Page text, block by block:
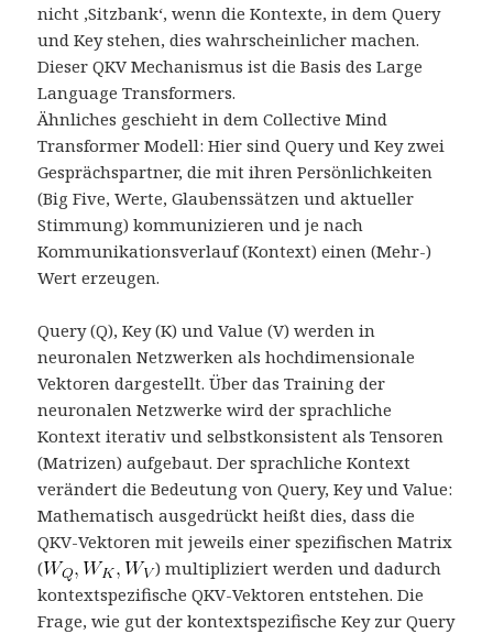
nicht ‚Sitzbank‘, wenn die Kontexte, in dem Query
und Key stehen, dies wahrscheinlicher machen.
Dieser QKV Mechanismus ist die Basis des Large
Language Transformers.
Ähnliches geschieht in dem Collective Mind
Transformer Modell: Hier sind Query und Key zwei
Gesprächspartner, die mit ihren Persönlichkeiten
(Big Five, Werte, Glaubenssätzen und aktueller
Stimmung) kommunizieren und je nach
Kommunikationsverlauf (Kontext) einen (Mehr-)
Wert erzeugen.
Query (Q), Key (K) und Value (V) werden in
neuronalen Netzwerken als hochdimensionale
Vektoren dargestellt. Über das Training der
neuronalen Netzwerke wird der sprachliche
Kontext iterativ und selbstkonsistent als Tensoren
(Matrizen) aufgebaut. Der sprachliche Kontext
verändert die Bedeutung von Query, Key und Value:
Mathematisch ausgedrückt heißt dies, dass die
QKV-Vektoren mit jeweils einer spezifischen Matrix
(
) multipliziert werden und dadurch
kontextspezifische QKV-Vektoren entstehen. Die
Frage, wie gut der kontextspezifische Key zur Query